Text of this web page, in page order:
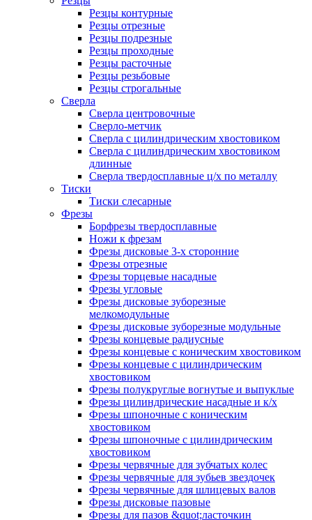
Резцы контурные
Резцы отрезные
Резцы подрезные
Резцы проходные
Резцы расточные
Резцы резьбовые
Резцы строгальные
Сверла
Сверла центровочные
Сверло-метчик
Сверла с цилиндрическим хвостовиком
Сверла с цилиндрическим хвостовиком
длинные
Сверла твердосплавные ц/х по металлу
Тиски
Тиски слесарные
Фрезы
Борфрезы твердосплавные
Ножи к фрезам
Фрезы дисковые 3-х сторонние
Фрезы отрезные
Фрезы торцевые насадные
Фрезы угловые
Фрезы дисковые зуборезные
мелкомодульные
Фрезы дисковые зуборезные модульные
Фрезы концевые радиусные
Фрезы концевые с коническим хвостовиком
Фрезы концевые с цилиндрическим
хвостовиком
Фрезы полукруглые вогнутые и выпуклые
Фрезы цилиндрические насадные и к/х
Фрезы шпоночные с коническим
хвостовиком
Фрезы шпоночные с цилиндрическим
хвостовиком
Фрезы червячные для зубчатых колес
Фрезы червячные для зубьев звездочек
Фрезы червячные для шлицевых валов
Фрезы дисковые пазовые
Фрезы для пазов &quot;ласточкин